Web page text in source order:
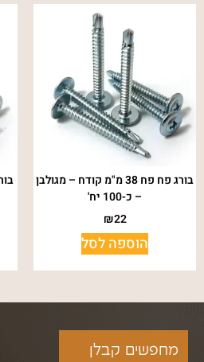
בורג פח פח 38 מ"מ קודח – מגולבן
– כ-100 יח'
₪22
הוספה לסל
מחפשים קבלן